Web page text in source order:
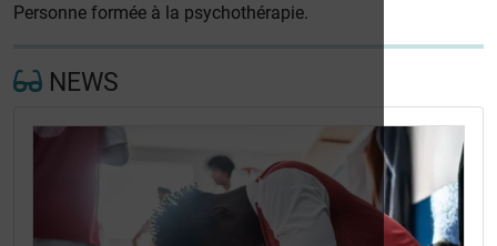
Personne formée à la psychothérapie.
NEWS